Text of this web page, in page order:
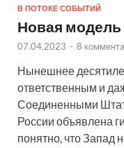
В ПОТОКЕ СОБЫТИЙ
Новая модель
07.04.2023 - 8
Нынешнее
ответственным и
Соединенными
России объявлена
понятно, что Запад